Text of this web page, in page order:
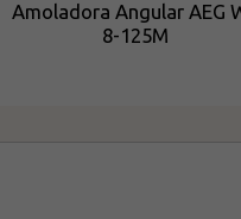
Amoladora Angular AEG
8-125M